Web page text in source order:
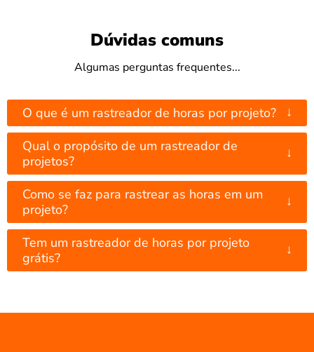
Dúvidas comuns
Algumas perguntas frequentes...
O que é um rastreador de horas por projeto? ↓
Qual o propósito de um rastreador de
projetos?
↓
Como se faz para rastrear as horas em um
projeto?
↓
Tem um rastreador de horas por projeto
grátis?
↓